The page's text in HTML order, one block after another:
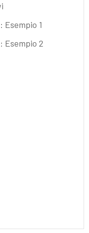
1
Esempio 2